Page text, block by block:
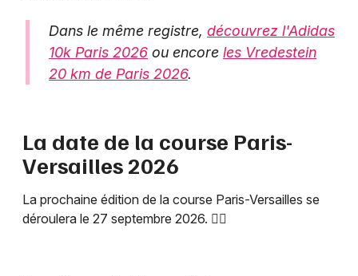
Dans le même registre, découvrez l'Adidas
10k Paris 2026 ou encore les Vredestein
20 km de Paris 2026.
La date de la course Paris-
Versailles 2026
La prochaine édition de la course Paris-Versailles se
déroulera le 27 septembre 2026. 🏃‍♂️